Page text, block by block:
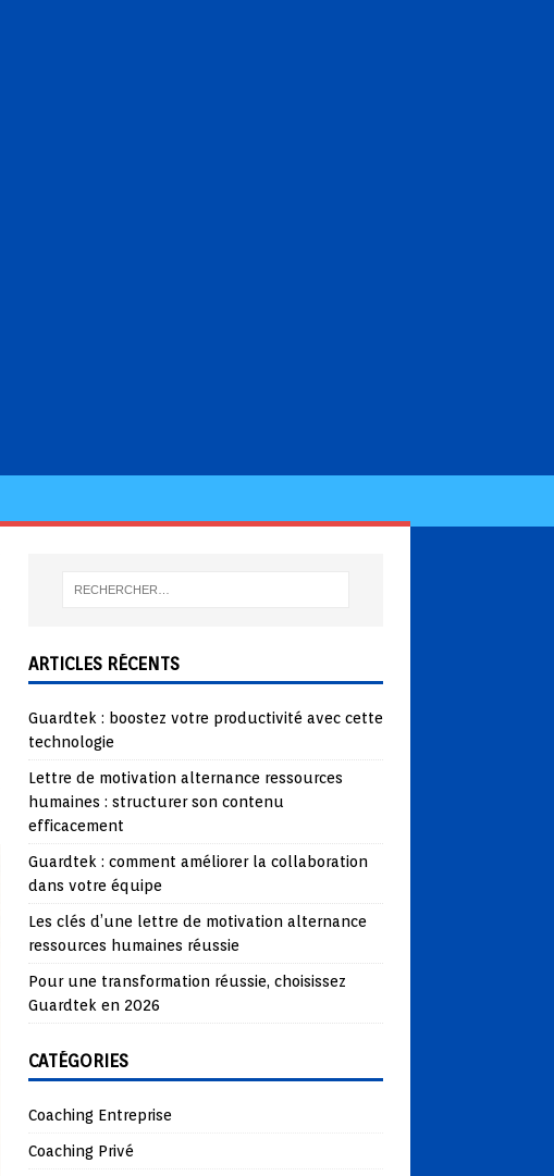
ARTICLES RÉCENTS
Guardtek : boostez votre productivité avec cette
technologie
Lettre de motivation alternance ressources
humaines : structurer son contenu
efficacement
Guardtek : comment améliorer la collaboration
dans votre équipe
Les clés d’une lettre de motivation alternance
ressources humaines réussie
Pour une transformation réussie, choisissez
Guardtek en 2026
CATÉGORIES
Coaching Entreprise
Coaching Privé